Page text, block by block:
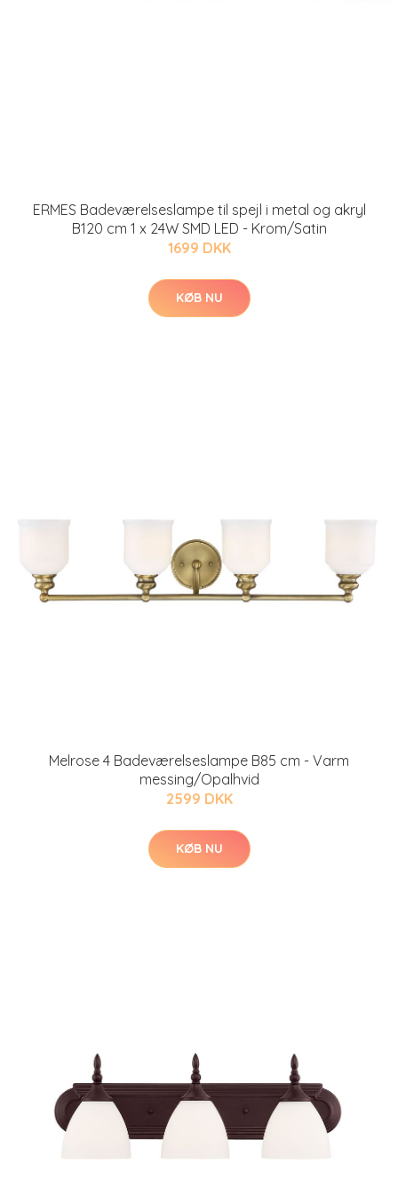
ERMES Badeværelseslampe til spejl i metal og akryl
B120 cm 1 x 24W SMD LED - Krom/Satin
1699 DKK
KØB NU
Melrose 4 Badeværelseslampe B85 cm - Varm
messing/Opalhvid
2599 DKK
KØB NU